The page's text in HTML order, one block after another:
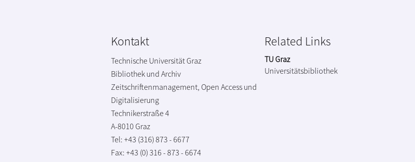
Kontakt
Technische Universität Graz
Bibliothek und Archiv
Zeitschriftenmanagement, Open Access und
Digitalisierung
Technikerstraße 4
A-8010 Graz
Tel: +43 (316) 873 - 6677
Fax: +43 (0) 316 - 873 - 6674
Related Links
TU Graz
Universitätsbibliothek